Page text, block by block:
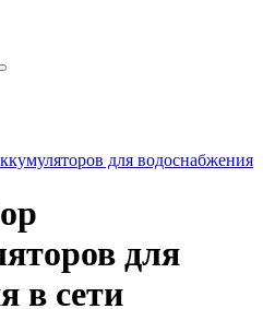
для водоснабжения
для
в сети